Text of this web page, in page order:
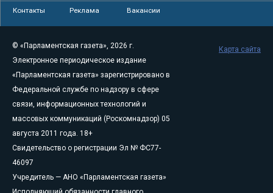
Контакты Реклама Вакансии
© «Парламентская газета», 2026 г.
Электронное периодическое издание
«Парламентская газета» зарегистрировано в
Федеральной службе по надзору в сфере
связи, информационных технологий и
массовых коммуникаций (Роскомнадзор) 05
августа 2011 года. 18+
Свидетельство о регистрации Эл № ФС77-
46097
Учредитель — АНО «Парламентская газета»
Карта сайта